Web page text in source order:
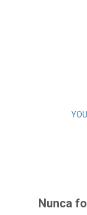
Nunca